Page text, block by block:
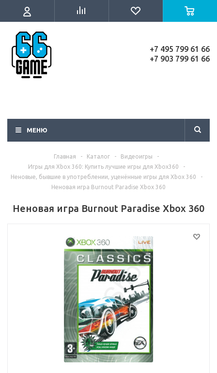
+7 495 799 61 66
+7 903 799 61 66
МЕНЮ
Главная - Каталог - Видеоигры
-
Игры для Xbox 360: Купить лучшие игры для Xbox360
-
Неновые, бывшие в употреблении, уценённые игры для Xbox 360
-
Неновая игра Burnout Paradise Xbox 360
Неновая игра Burnout Paradise Xbox 360